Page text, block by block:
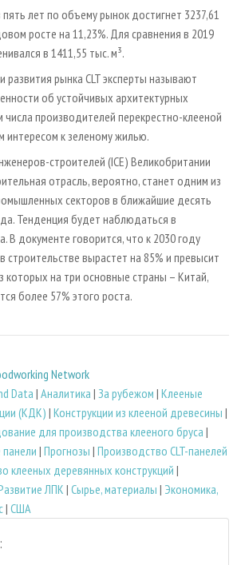
REVIEW
лет по объему рынок достигнет 3237,61
росте на 11,23%. Для сравнения в 2019
в 1411,55 тыс. м³.
рынка CLT эксперты называют
об устойчивых архитектурных
производителей перекрестно-клееной
интересом к зеленому жилью.
строителей (ICE) Великобритании
отрасль, вероятно, станет одним из
секторов в ближайшие десять
Тенденция будет наблюдаться в
В документе говорится, что к 2030 году
вырастет на 85% и превысит
которых на три основные страны – Китай,
более 57% этого роста.
Network
Data| Аналитика | За рубежом | Клееные
(КДК) | Конструкции из клееной древесины |
для производства клееного бруса |
| Прогнозы | Производство CLT-панелей
клееных деревянных конструкций |
ЛПК | Сырье, материалы | Экономика,
| США